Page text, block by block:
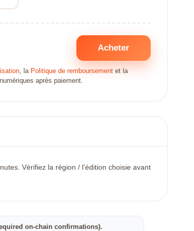
Acheter
, la Politique de remboursement et la
après paiement.
Vérifiez la région / l'édition choisie avant
on-chain confirmations).